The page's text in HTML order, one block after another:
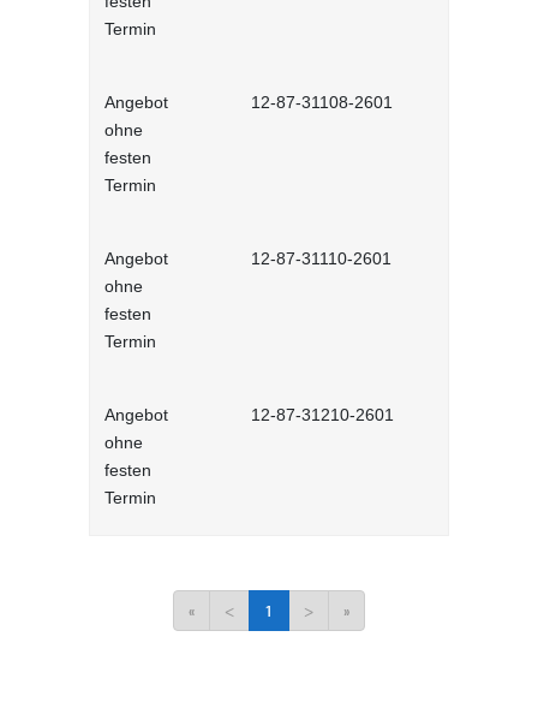
Termin
Angebot
ohne
festen
Termin
12-87-31108-2601
Angebot
ohne
festen
Termin
12-87-31110-2601
Angebot
ohne
festen
Termin
12-87-31210-2601
« < 1 > »